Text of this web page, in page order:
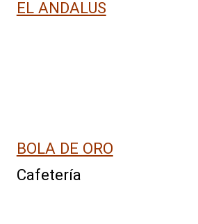
EL ANDALUS
BOLA DE ORO
Cafetería